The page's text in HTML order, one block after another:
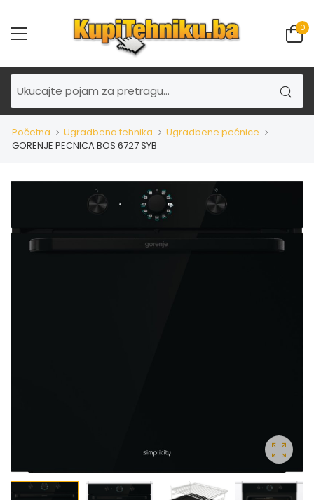
0
Početna Ugradbena tehnika
Ugradbene pećnice
GORENJE PECNICA BOS 6727 SYB